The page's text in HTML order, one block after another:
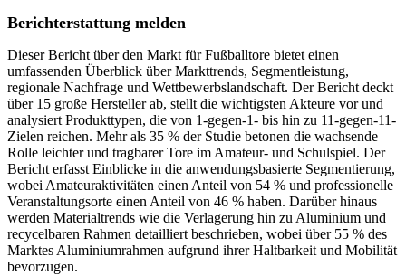
Berichterstattung melden
Dieser Bericht über den Markt für Fußballtore bietet einen
umfassenden Überblick über Markttrends, Segmentleistung,
regionale Nachfrage und Wettbewerbslandschaft. Der Bericht deckt
über 15 große Hersteller ab, stellt die wichtigsten Akteure vor und
analysiert Produkttypen, die von 1-gegen-1- bis hin zu 11-gegen-11-
Zielen reichen. Mehr als 35 % der Studie betonen die wachsende
Rolle leichter und tragbarer Tore im Amateur- und Schulspiel. Der
Bericht erfasst Einblicke in die anwendungsbasierte Segmentierung,
wobei Amateuraktivitäten einen Anteil von 54 % und professionelle
Veranstaltungsorte einen Anteil von 46 % haben. Darüber hinaus
werden Materialtrends wie die Verlagerung hin zu Aluminium und
recycelbaren Rahmen detailliert beschrieben, wobei über 55 % des
Marktes Aluminiumrahmen aufgrund ihrer Haltbarkeit und Mobilität
bevorzugen.